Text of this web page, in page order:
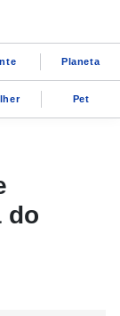
Planeta
Pet
do